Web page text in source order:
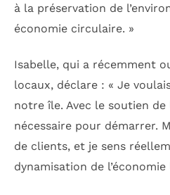
à la préservation de
économie circulaire. »
Isabelle, qui a récemment
locaux, déclare : « Je
notre île. Avec le soutien de
nécessaire pour démarrer.
de clients, et je sens
dynamisation de l’économie